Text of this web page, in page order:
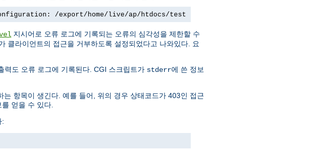
/export/home/live/ap/htdocs/test
지시어로 오류 로그에 기록되는 오류의 심각성을 제한할 수
클라이언트의 접근을 거부하도록 설정되었다고 나와있다. 요
력도 오류 로그에 기록된다. CGI 스크립트가 stderr에 쓴 정보
는 항목이 생긴다. 예를 들어, 위의 경우 상태코드가 403인 접근
얻을 수 있다.
: